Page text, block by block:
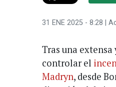
31 ENE 2025 - 8:28 |
Tras una
controlar el
Madryn, desde